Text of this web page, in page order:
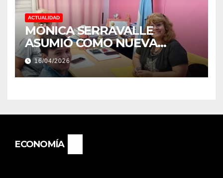
ACTUALIDAD
MÓNICA SERRAVALLE
ASUMIÓ COMO NUEVA
DIRECTORA DEL E.E.S. N° 82
«RENÉ FAVALORO» DE
BASAIL.
16/04/2026
ECONOMÍA